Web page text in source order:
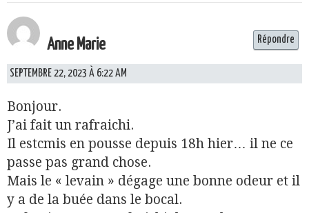
Anne Marie
SEPTEMBRE 22, 2023 À 6:22 AM
Bonjour.
J’ai fait un rafraichi.
Il estcmis en pousse depuis 18h hier… il ne ce
passe pas grand chose.
Mais le « levain » dégage une bonne odeur et il
y a de la buée dans le bocal.
Répondre